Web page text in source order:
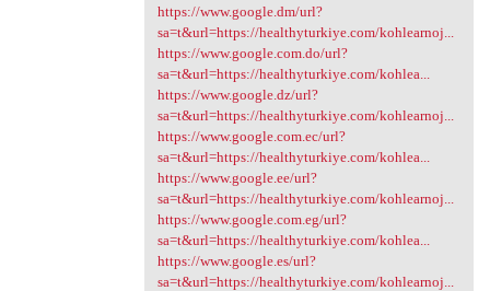
https://www.google.dm/url?
sa=t&url=https://healthyturkiye.com/kohlearnoj...
https://www.google.com.do/url?
sa=t&url=https://healthyturkiye.com/kohlea...
https://www.google.dz/url?
sa=t&url=https://healthyturkiye.com/kohlearnoj...
https://www.google.com.ec/url?
sa=t&url=https://healthyturkiye.com/kohlea...
https://www.google.ee/url?
sa=t&url=https://healthyturkiye.com/kohlearnoj...
https://www.google.com.eg/url?
sa=t&url=https://healthyturkiye.com/kohlea...
https://www.google.es/url?
sa=t&url=https://healthyturkiye.com/kohlearnoj...